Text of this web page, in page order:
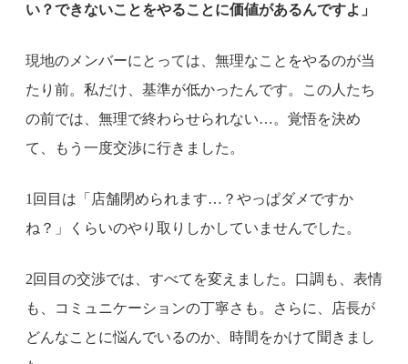
い？できないことをやることに価値があるんですよ」
現地のメンバーにとっては、無理なことをやるのが当
たり前。私だけ、基準が低かったんです。この人たち
の前では、無理で終わらせられない…。覚悟を決め
て、もう一度交渉に行きました。
1回目は「店舗閉められます…？やっぱダメですか
ね？」くらいのやり取りしかしていませんでした。
2回目の交渉では、すべてを変えました。口調も、表情
も、コミュニケーションの丁寧さも。さらに、店長が
どんなことに悩んでいるのか、時間をかけて聞きまし